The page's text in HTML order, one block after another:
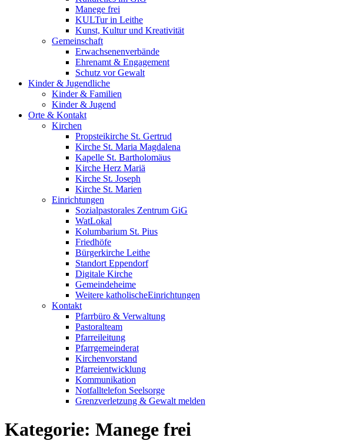
Manege frei
KULTur in Leithe
Kunst, Kultur und Kreativität
Gemeinschaft
Erwachsenenverbände
Ehrenamt & Engagement
Schutz vor Gewalt
Kinder & Jugendliche
Kinder & Familien
Kinder & Jugend
Orte & Kontakt
Kirchen
Propsteikirche St. Gertrud
Kirche St. Maria Magdalena
Kapelle St. Bartholomäus
Kirche Herz Mariä
Kirche St. Joseph
Kirche St. Marien
Einrichtungen
Sozialpastorales Zentrum GiG
WatLokal
Kolumbarium St. Pius
Friedhöfe
Bürgerkirche Leithe
Standort Eppendorf
Digitale Kirche
Gemeindeheime
Weitere katholische­­Einrichtungen
Kontakt
Pfarrbüro & Verwaltung
Pastoralteam
Pfarreileitung
Pfarrgemeinderat
Kirchenvorstand
Pfarreientwicklung
Kommunikation
Notfalltelefon Seelsorge
Grenzverletzung & Gewalt melden
Kategorie: Manege frei